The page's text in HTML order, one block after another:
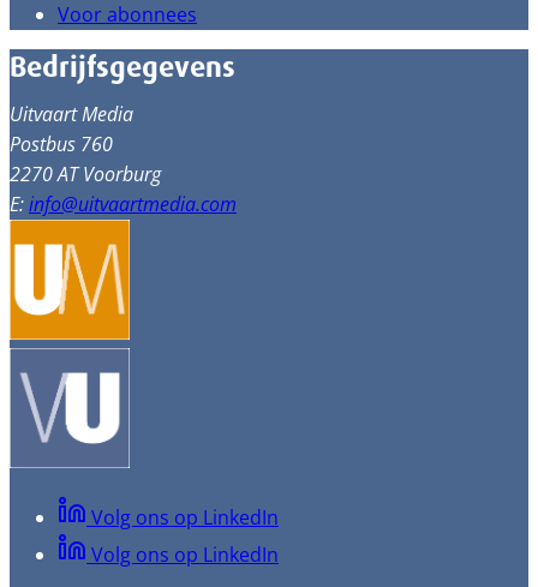
Voor abonnees
Bedrijfsgegevens
Uitvaart Media
Postbus 760
2270 AT Voorburg
E:info@uitvaartmedia.com
Volg ons op LinkedIn
Volg ons op LinkedIn